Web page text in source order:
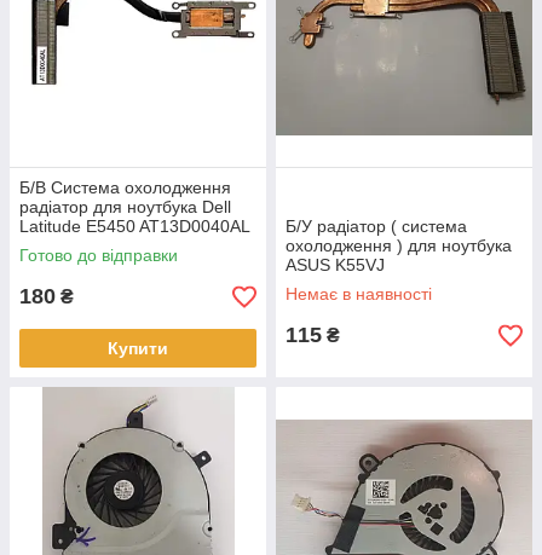
Б/В Система охолодження
радіатор для ноутбука Dell
Latitude E5450 AT13D0040AL
Готово до відправки
180 ₴
Купити
Б/У радіатор ( система
охолодження ) для ноутбука
ASUS K55VJ
Немає в наявності
115 ₴